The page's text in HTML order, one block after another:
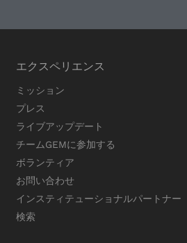
エクスペリエンス
ミッション
プレス
ライブアップデート
チームGEMに参加する
ボランティア
お問い合わせ
インスティテューショナルパートナー
検索